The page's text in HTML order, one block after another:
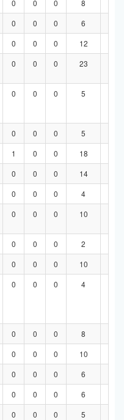
0 0 0 8
0 0 0 6
0 0 0 12
0 0 0 23
0 0 0 5
0 0 0 5
1 0 0 18
0 0 0 14
0 0 0 4
0 0 0 10
0 0 0 2
0 0 0 10
0 0 0 4
0 0 0 8
0 0 0 10
0 0 0 6
0 0 0 6
0 0 0 5